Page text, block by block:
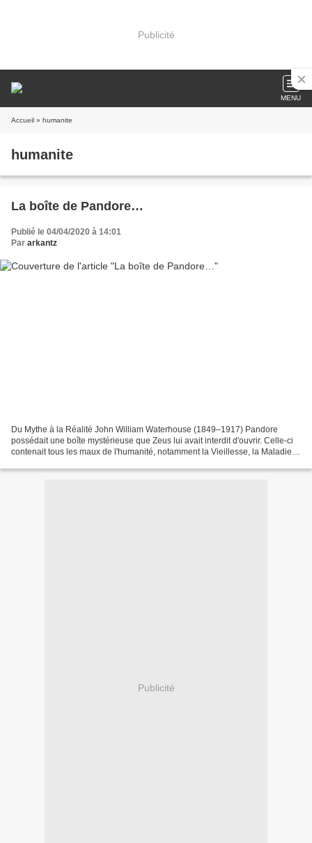
Publicité
MENU
Accueil » humanite
humanite
La boîte de Pandore…
Publié le 04/04/2020 à 14:01
Par arkantz
Du Mythe à la Réalité John William Waterhouse (1849–1917) Pandore
possédait une boîte mystérieuse que Zeus lui avait interdit d'ouvrir. Celle-ci
contenait tous les maux de l'humanité, notamment la Vieillesse, la Maladie,
Publicité